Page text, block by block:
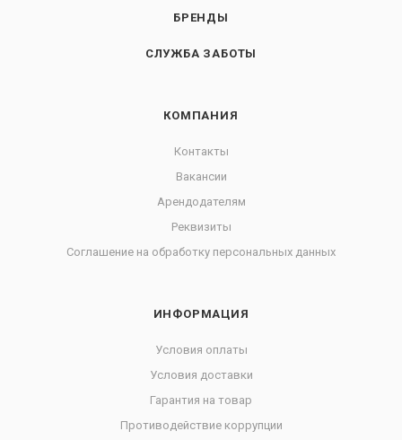
БРЕНДЫ
СЛУЖБА ЗАБОТЫ
КОМПАНИЯ
Контакты
Вакансии
Арендодателям
Реквизиты
Соглашение на обработку персональных данных
ИНФОРМАЦИЯ
Условия оплаты
Условия доставки
Гарантия на товар
Противодействие коррупции